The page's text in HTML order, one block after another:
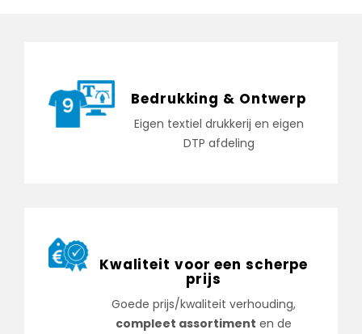
Bedrukking & Ontwerp
Eigen textiel drukkerij en eigen
DTP afdeling
Kwaliteit voor een scherpe
prijs
Goede prijs/kwaliteit verhouding,
compleet assortiment en de